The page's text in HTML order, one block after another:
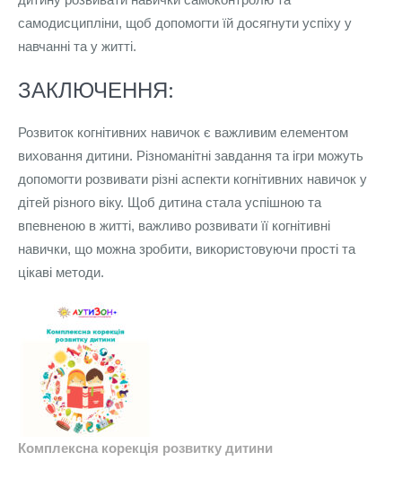
самодисципліни, щоб допомогти їй досягнути успіху у
навчанні та у житті.
ЗАКЛЮЧЕННЯ:
Розвиток когнітивних навичок є важливим елементом
виховання дитини. Різноманітні завдання та ігри можуть
допомогти розвивати різні аспекти когнітивних навичок у
дітей різного віку. Щоб дитина стала успішною та
впевненою в житті, важливо розвивати її когнітивні
навички, що можна зробити, використовуючи прості та
цікаві методи.
Комплексна корекція розвитку дитини